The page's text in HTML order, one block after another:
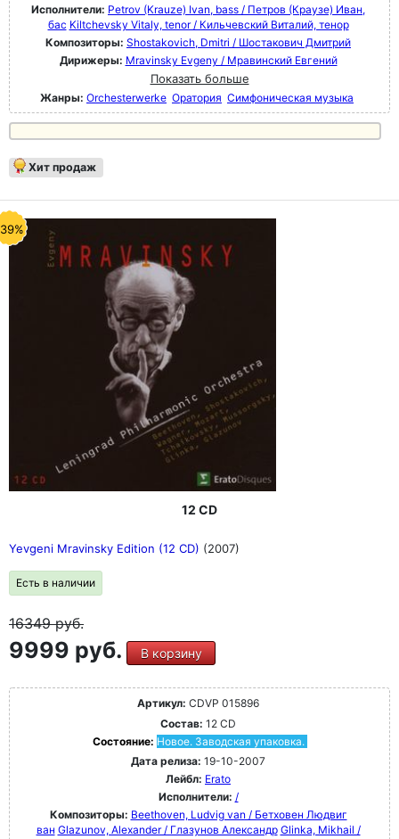
Исполнители: Petrov (Krauze) Ivan, bass / Петров (Краузе) Иван,
бас Kiltchevsky Vitaly, tenor / Кильчевский Виталий, тенор
Композиторы: Shostakovich, Dmitri / Шостакович Дмитрий
Дирижеры: Mravinsky Evgeny / Мравинский Евгений
Показать больше
Жанры: Orchesterwerke Оратория Симфоническая музыка
Хит продаж
12 CD
Yevgeni Mravinsky Edition (12 CD) (2007)
Есть в наличии
16349руб.
9999 руб. В корзину
Артикул: CDVP 015896
Состав: 12 CD
Состояние: Новое. Заводская упаковка.
Дата релиза: 19-10-2007
Лейбл: Erato
Исполнители: /
Композиторы: Beethoven, Ludvig van / Бетховен Людвиг
ван Glazunov, Alexander / Глазунов Александр Glinka, Mikhail /